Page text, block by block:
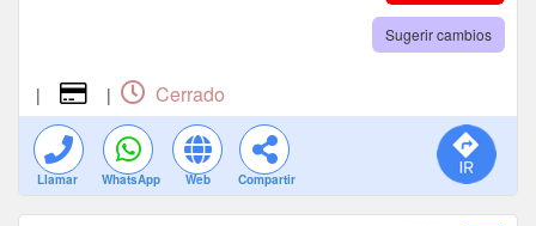
Sugerir cambios
| | Cerrado
Llamar WhatsApp Web Compartir